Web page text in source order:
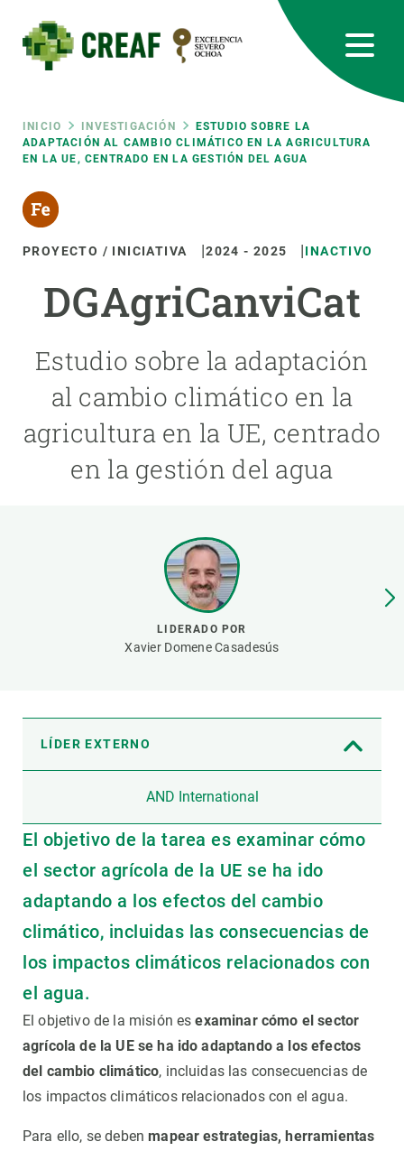
contenido
principal
Ruta
de
navegación
INICIO INVESTIGACIÓN
ESTUDIO SOBRE LA
ADAPTACIÓN AL CAMBIO CLIMÁTICO EN LA AGRICULTURA
EN LA UE, CENTRADO EN LA GESTIÓN DEL AGUA
PROYECTO / INICIATIVA 2024 -2025 INACTIVO
DGAgriCanviCat
Estudio sobre la adaptación
al cambio climático en la
agricultura en la UE, centrado
en la gestión del agua
LIDERADO POR
Xavier Domene Casadesús
LÍDER EXTERNO
AND International
El objetivo de la tarea es examinar cómo
el sector agrícola de la UE se ha ido
adaptando a los efectos del cambio
climático, incluidas las consecuencias de
los impactos climáticos relacionados con
el agua.
El objetivo de la misión es examinar cómo el sector
agrícola de la UE se ha ido adaptando a los efectos
del cambio climático, incluidas las consecuencias de
los impactos climáticos relacionados con el agua.
Para ello, se debenmapear estrategias, herramientas
RRSS
Featured
responsive
Responsive
menu
INVESTIGACIÓN
CIENCIA EN ACCIÓN
ÚNETE A NOSOTROS
PARTICIPA